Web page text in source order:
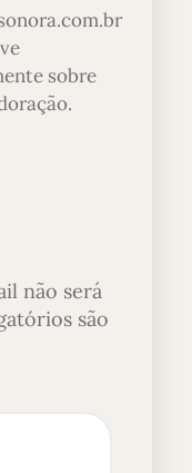
sobre
não será
são